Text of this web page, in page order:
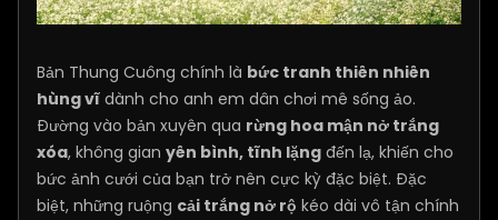
Bản Thung Cuông chính là bức tranh thiên nhiên
hùng vĩ dành cho anh em dân chơi mê sống ảo.
Đường vào bản xuyên qua rừng hoa mận nở trắng
xóa, không gian yên bình, tĩnh lặng đến lạ, khiến cho
bức ảnh cưới của bạn trở nên cực kỳ đặc biệt. Đặc
biệt, những ruộng cải trắng nở rộ kéo dài vô tận chính